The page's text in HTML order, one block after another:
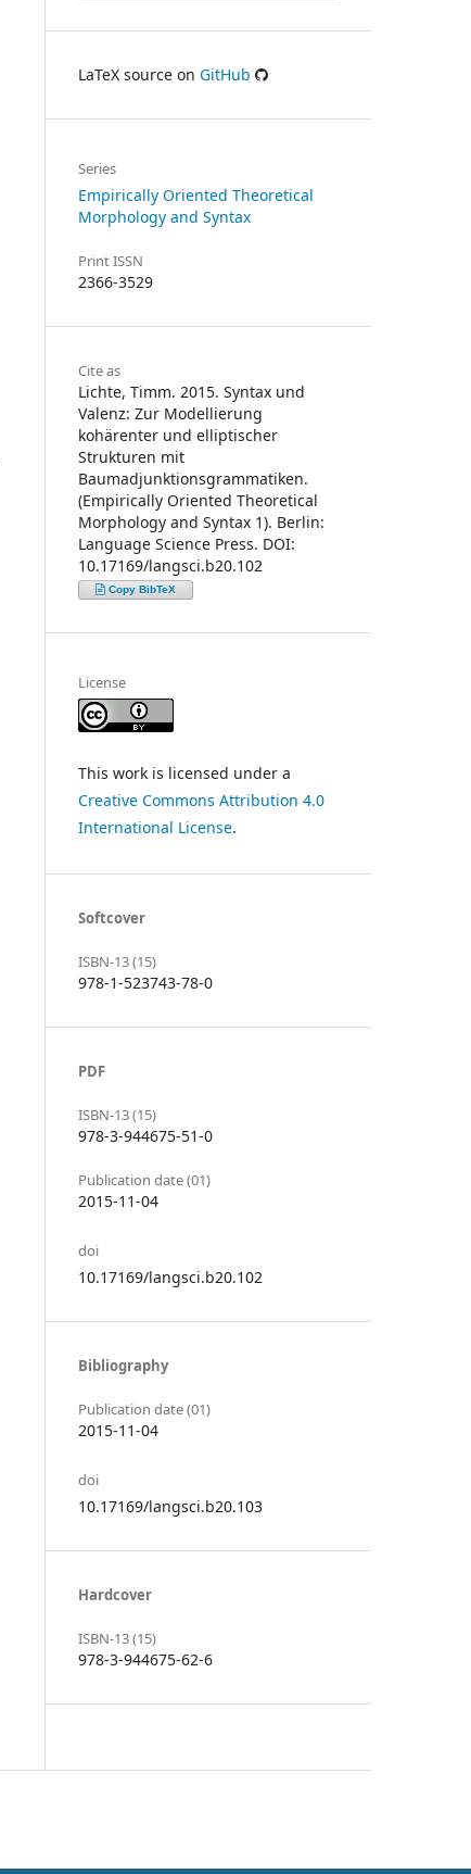
LaTeX source on GitHub
Series
Empirically Oriented Theoretical
Morphology and Syntax
Print ISSN
2366-3529
Cite as
Lichte, Timm. 2015. Syntax und
Valenz: Zur Modellierung
kohärenter und elliptischer
Strukturen mit
Baumadjunktionsgrammatiken.
(Empirically Oriented Theoretical
Morphology and Syntax 1). Berlin:
Language Science Press. DOI:
10.17169/langsci.b20.102
Copy BibTeX
License
This work is licensed under a
Creative Commons Attribution 4.0
International License.
Softcover
ISBN-13 (15)
978-1-523743-78-0
PDF
ISBN-13 (15)
978-3-944675-51-0
Publication date (01)
2015-11-04
doi
10.17169/langsci.b20.102
Bibliography
Publication date (01)
2015-11-04
doi
10.17169/langsci.b20.103
Hardcover
ISBN-13 (15)
978-3-944675-62-6